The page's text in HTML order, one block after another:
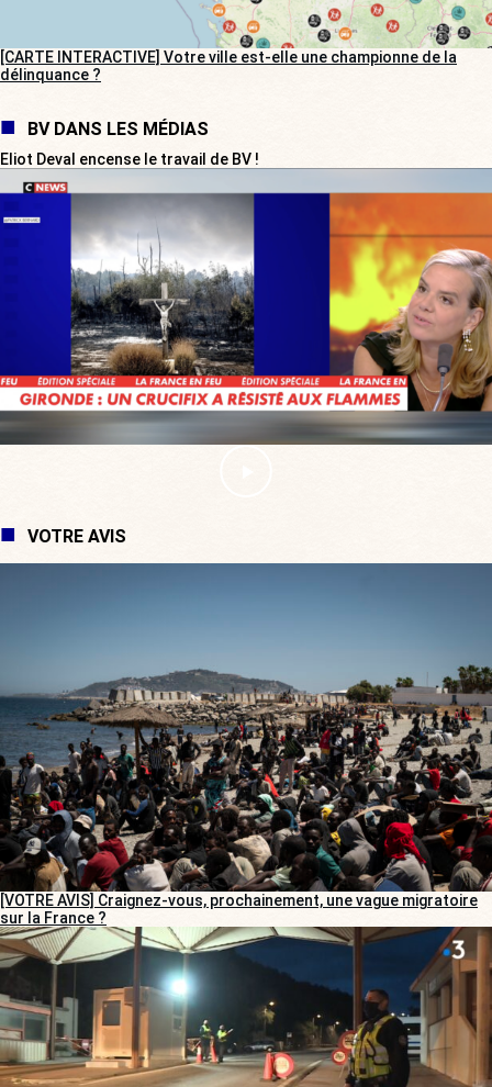
[CARTE INTERACTIVE] Votre ville est-elle une championne de la
délinquance ?
BV DANS LES MÉDIAS
Eliot Deval encense le travail de BV !
VOTRE AVIS
[VOTRE AVIS] Craignez-vous, prochainement, une vague migratoire
sur la France ?